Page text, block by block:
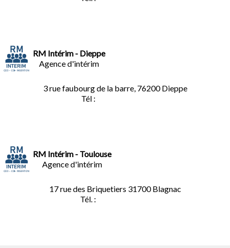
RM Intérim - Dieppe
Agence d'intérim
3 rue faubourg de la barre, 76200 Dieppe
Tél :
RM Intérim - Toulouse
Agence d'intérim
17 rue des Briquetiers 31700 Blagnac
Tél. :